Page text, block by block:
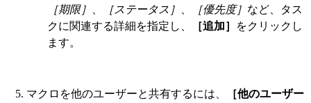
［期限］
［ステータス］ ［優先度］ など、タス
クに関連する詳細を指定し、
［追加］
をクリックし
ます。
マクロを他のユーザーと共有するには、
［他のユーザー